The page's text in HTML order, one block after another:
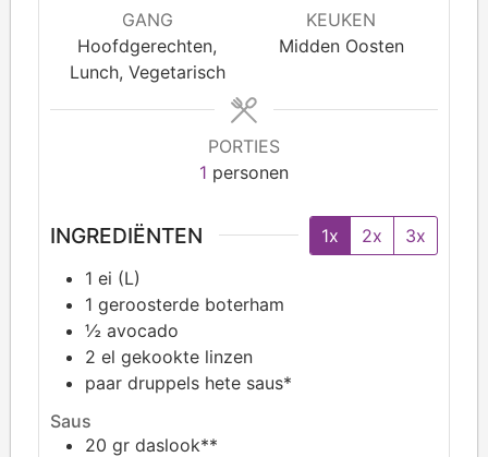
GANG
Hoofdgerechten,
Lunch, Vegetarisch
KEUKEN
Midden Oosten
PORTIES
1 personen
INGREDIËNTEN 1x 2x
3x
1 ei (L)
1 geroosterde boterham
½ avocado
2 el gekookte linzen
paar druppels hete saus*
Saus
20 gr daslook**